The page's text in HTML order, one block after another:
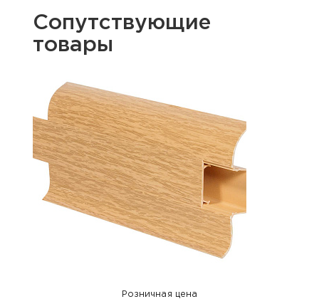
Сопутствующие
товары
Розничная цена